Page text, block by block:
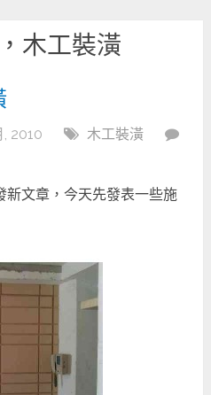
木工裝潢
, 2010
木工裝潢
新文章，今天先發表一些施